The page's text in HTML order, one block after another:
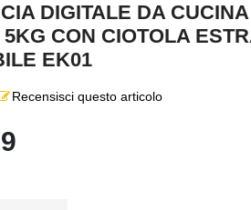
DIGITALE DA
5KG CON CIOTOLA
EK01
Recensisci questo articolo